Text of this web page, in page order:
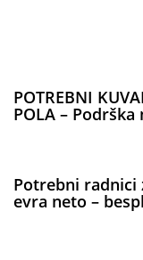
POTREBNI
POLA –
Potrebni radnici
evra neto –